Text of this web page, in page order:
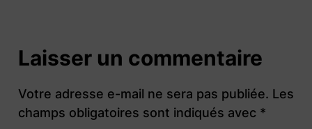
Laisser un commentaire
Votre adresse e-mail ne sera pas publiée. Les
champs obligatoires sont indiqués avec *